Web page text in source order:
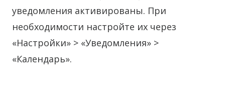
уведомления активированы. При
необходимости настройте их через
«Настройки» > «Уведомления» >
«Календарь».